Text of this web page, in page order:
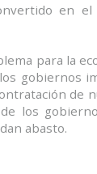
en el
para la
gobiernos
de
los
abasto.